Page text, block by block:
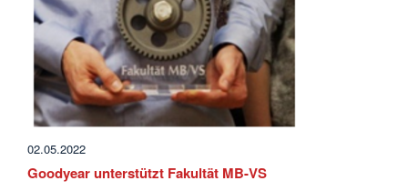
02.05.2022
Goodyear unterstützt Fakultät MB-VS